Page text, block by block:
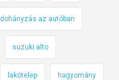
dohányzás az autóban
suzuki alto
lakótelep hagyomány